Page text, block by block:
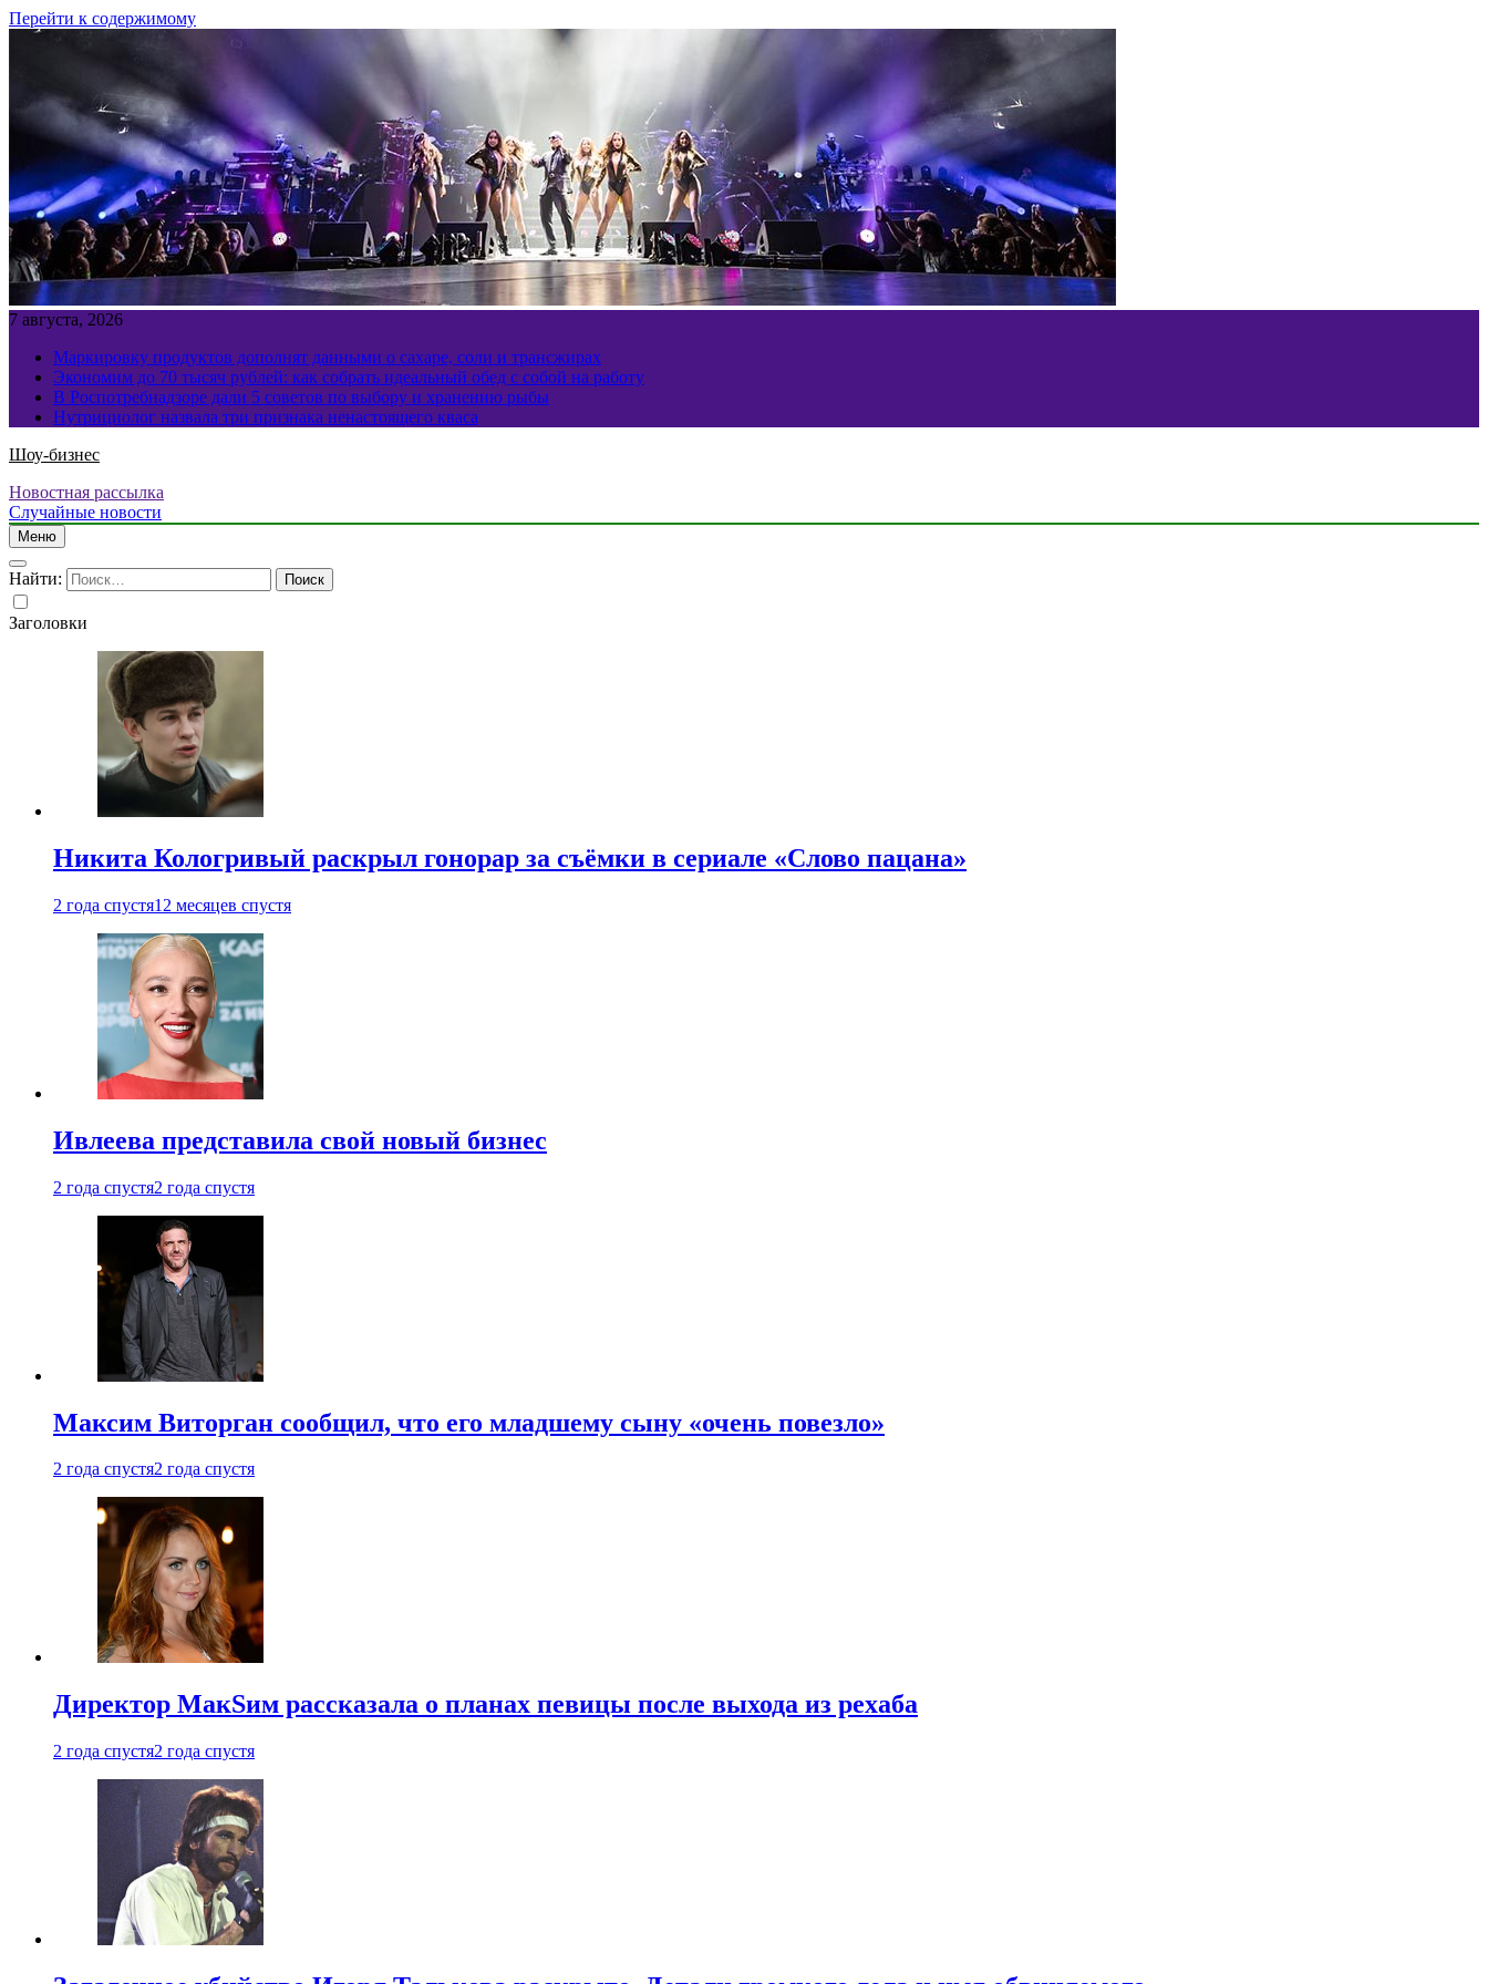
Перейти к содержимому
7 августа, 2026
Маркировку продуктов дополнят данными о сахаре, соли и трансжирах
Экономим до 70 тысяч рублей: как собрать идеальный обед с собой на работу
В Роспотребнадзоре дали 5 советов по выбору и хранению рыбы
Нутрициолог назвала три признака ненастоящего кваса
Шоу-бизнес
Новостная рассылка
Случайные новости
Меню
Найти:
Заголовки
Никита Кологривый раскрыл гонорар за съёмки в сериале «Слово пацана»
2 года спустя12 месяцев спустя
Ивлеева представила свой новый бизнес
2 года спустя2 года спустя
Максим Виторган сообщил, что его младшему сыну «очень повезло»
2 года спустя2 года спустя
Директор МакSим рассказала о планах певицы после выхода из рехаба
2 года спустя2 года спустя